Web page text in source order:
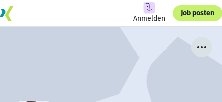
Anmelden
Job posten